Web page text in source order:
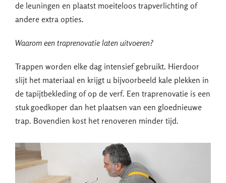
de leuningen en plaatst moeiteloos trapverlichting of
andere extra opties.
Waarom een traprenovatie laten uitvoeren?
Trappen worden elke dag intensief gebruikt. Hierdoor
slijt het materiaal en krijgt u bijvoorbeeld kale plekken in
de tapijtbekleding of op de verf. Een traprenovatie is een
stuk goedkoper dan het plaatsen van een gloednieuwe
trap. Bovendien kost het renoveren minder tijd.